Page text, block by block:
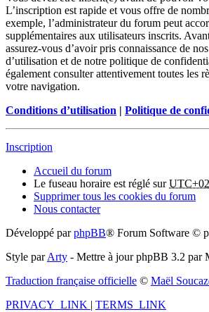
L’inscription est rapide et vous offre de
exemple, l’administrateur du forum peut
supplémentaires aux utilisateurs inscrits.
assurez-vous d’avoir pris connaissance de
d’utilisation et de notre politique de
également consulter attentivement toutes les
votre navigation.
Conditions d’utilisation | Politique de
Inscription
Accueil du forum
Le fuseau horaire est réglé sur
Supprimer tous les cookies du forum
Nous contacter
Développé parphpBB® Forum Software ©
Style parArty - Mettre à jour phpBB 3.2 par
Traduction française officielle © Maël
PRIVACY_LINK | TERMS_LINK